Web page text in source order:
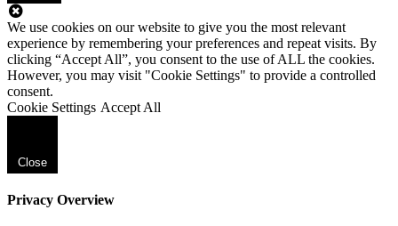
We use cookies on our website to give you the most relevant
experience by remembering your preferences and repeat visits. By
clicking “Accept All”, you consent to the use of ALL the cookies.
However, you may visit "Cookie Settings" to provide a controlled
consent.
Cookie Settings Accept All
Close
Privacy Overview